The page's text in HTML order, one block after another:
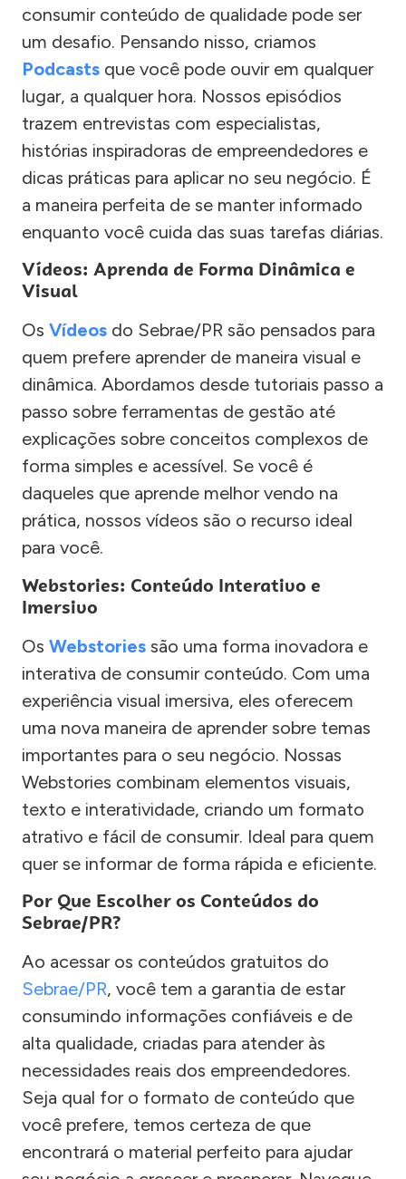
consumir conteúdo de qualidade pode ser
um desafio. Pensando nisso, criamos
Podcasts que você pode ouvir em qualquer
lugar, a qualquer hora. Nossos episódios
trazem entrevistas com especialistas,
histórias inspiradoras de empreendedores e
dicas práticas para aplicar no seu negócio. É
a maneira perfeita de se manter informado
enquanto você cuida das suas tarefas diárias.
Vídeos: Aprenda de Forma Dinâmica e
Visual
Os Vídeos do Sebrae/PR são pensados para
quem prefere aprender de maneira visual e
dinâmica. Abordamos desde tutoriais passo a
passo sobre ferramentas de gestão até
explicações sobre conceitos complexos de
forma simples e acessível. Se você é
daqueles que aprende melhor vendo na
prática, nossos vídeos são o recurso ideal
para você.
Webstories: Conteúdo Interativo e
Imersivo
Os Webstories são uma forma inovadora e
interativa de consumir conteúdo. Com uma
experiência visual imersiva, eles oferecem
uma nova maneira de aprender sobre temas
importantes para o seu negócio. Nossas
Webstories combinam elementos visuais,
texto e interatividade, criando um formato
atrativo e fácil de consumir. Ideal para quem
quer se informar de forma rápida e eficiente.
Por Que Escolher os Conteúdos do
Sebrae/PR?
Ao acessar os conteúdos gratuitos do
Sebrae/PR, você tem a garantia de estar
consumindo informações confiáveis e de
alta qualidade, criadas para atender às
necessidades reais dos empreendedores.
Seja qual for o formato de conteúdo que
você prefere, temos certeza de que
encontrará o material perfeito para ajudar